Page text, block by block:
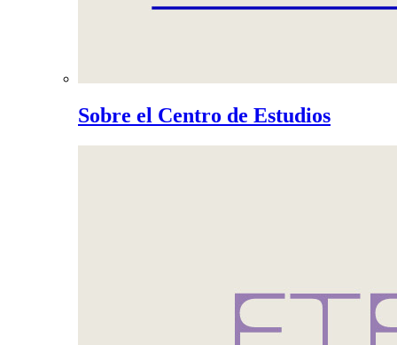
Sobre el Centro de Estudios